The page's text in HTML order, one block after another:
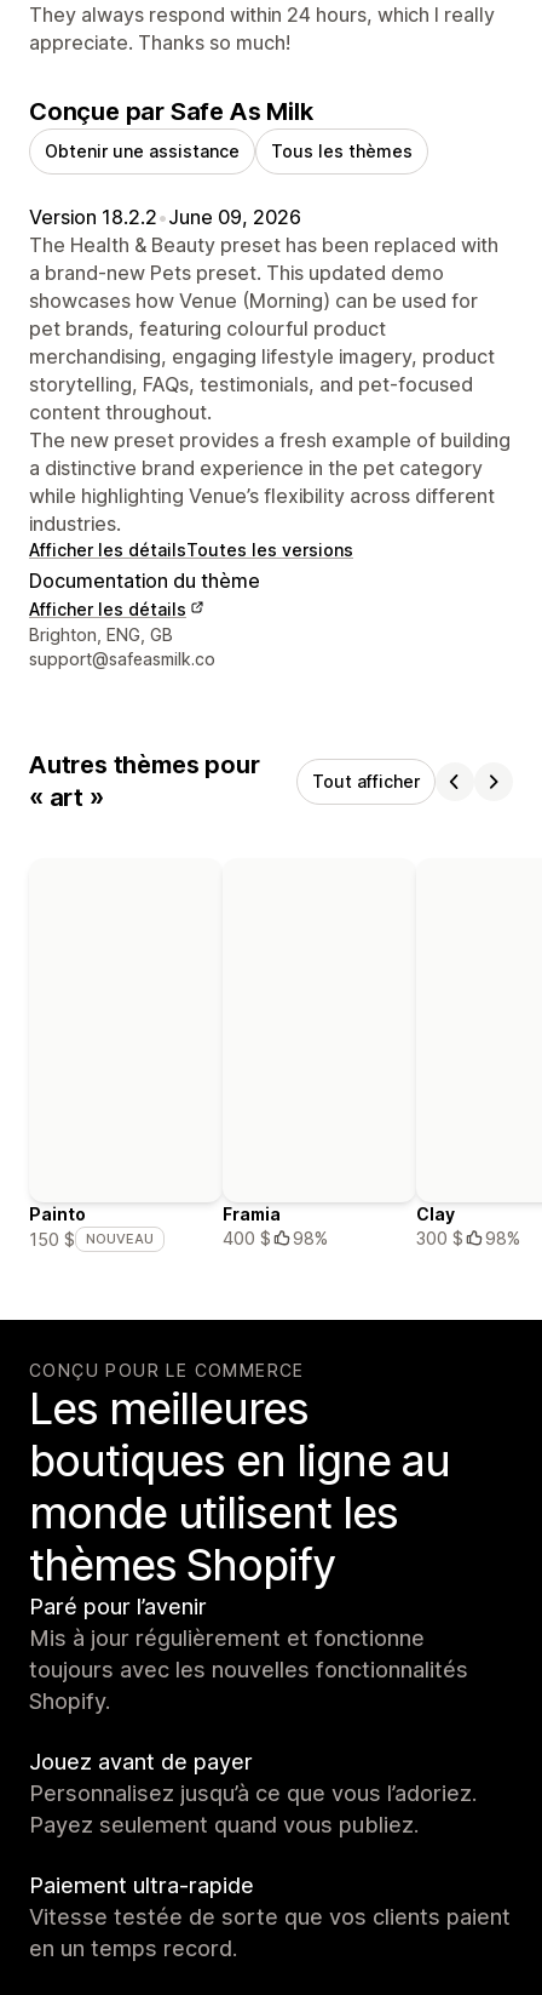
They always respond within 24 hours, which I really
appreciate. Thanks so much!
Conçue par Safe As Milk
Obtenir une assistance Tous les thèmes
Version 18.2.2•June 09, 2026
The Health & Beauty preset has been replaced with
a brand-new Pets preset. This updated demo
showcases how Venue (Morning) can be used for
pet brands, featuring colourful product
merchandising, engaging lifestyle imagery, product
storytelling, FAQs, testimonials, and pet-focused
content throughout.
The new preset provides a fresh example of building
a distinctive brand experience in the pet category
while highlighting Venue’s flexibility across different
industries.
Afficher les détailsToutes les versions
Documentation du thème
Afficher les détails
Coordonnées du concepteur
Brighton, ENG, GB
support@safeasmilk.co
Autres thèmes pour
« art »
Tout afficher
Painto
150 $
NOUVEAU
Framia
400 $
98%
Clay
300 $
98%
CONÇU POUR LE COMMERCE
Les meilleures
boutiques en ligne au
monde utilisent les
thèmes Shopify
Paré pour l’avenir
Mis à jour régulièrement et fonctionne
toujours avec les nouvelles fonctionnalités
Shopify.
Jouez avant de payer
Personnalisez jusqu’à ce que vous l’adoriez.
Payez seulement quand vous publiez.
Paiement ultra-rapide
Vitesse testée de sorte que vos clients paient
en un temps record.